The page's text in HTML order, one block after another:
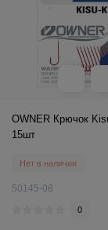
OWNER Крючок
15шт
Нет в наличии
50145-08
0